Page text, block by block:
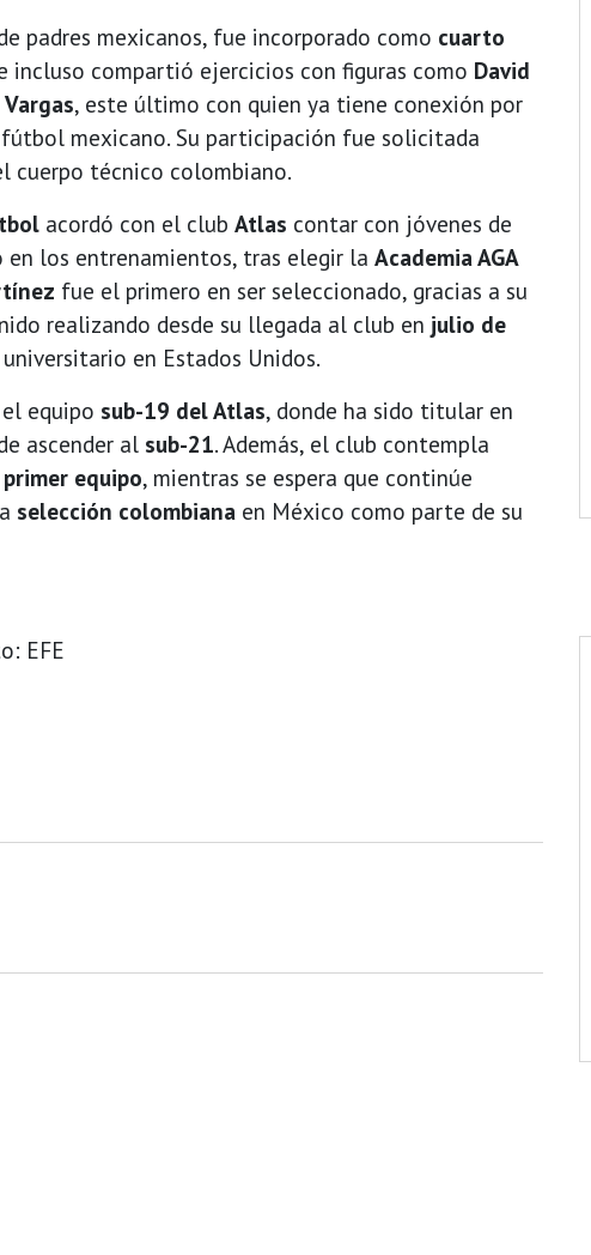
padres mexicanos, fue incorporado como cuarto
incluso compartió ejercicios con figuras como David
, este último con quien ya tiene conexión por
mexicano. Su participación fue solicitada
cuerpo técnico colombiano.
acordó con el club Atlas contar con jóvenes de
los entrenamientos, tras elegir la Academia AGA
fue el primero en ser seleccionado, gracias a su
realizando desde su llegada al club en julio de
en Estados Unidos.
equipo sub-19 del Atlas, donde ha sido titular en
ascender al sub-21. Además, el club contempla
equipo, mientras se espera que continúe
selección colombiana en México como parte de su
EFE